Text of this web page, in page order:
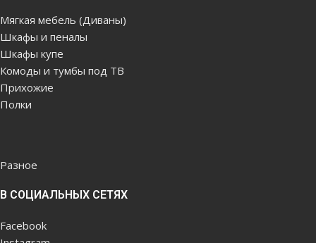
Мягкая мебель (Диваны)
Шкафы и пеналы
Шкафы купе
Комоды и тумбы под ТВ
Прихожие
Полки
Разное
В СОЦИАЛЬНЫХ СЕТЯХ
Facebook